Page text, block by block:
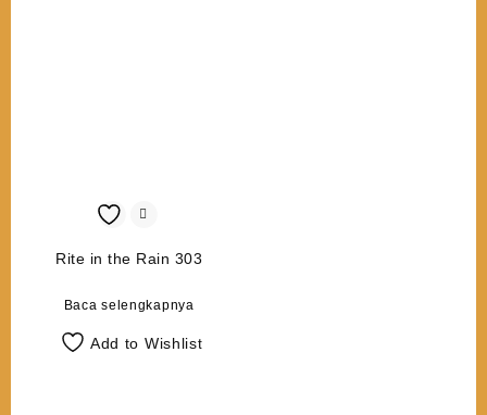
Rite in the Rain 303
Baca selengkapnya
Add to Wishlist